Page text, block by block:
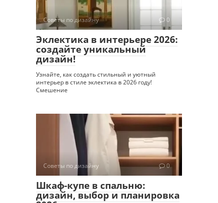
Советы по дизайну 0
Эклектика в интерьере 2026:
создайте уникальный
дизайн!
Узнайте, как создать стильный и уютный
интерьер в стиле эклектика в 2026 году!
Смешение
Советы по дизайну 0
Шкаф-купе в спальню:
дизайн, выбор и планировка